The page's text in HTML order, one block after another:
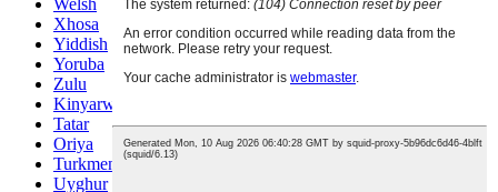
Xhosa
Yiddish
Yoruba
Zulu
Kinyarwanda
Tatar
Oriya
Turkmen
Uyghur